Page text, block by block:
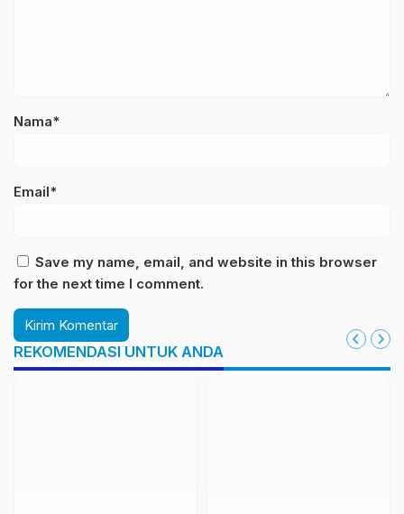
Nama*
Email*
Save my name, email, and website in this browser
for the next time I comment.
REKOMENDASI UNTUK ANDA